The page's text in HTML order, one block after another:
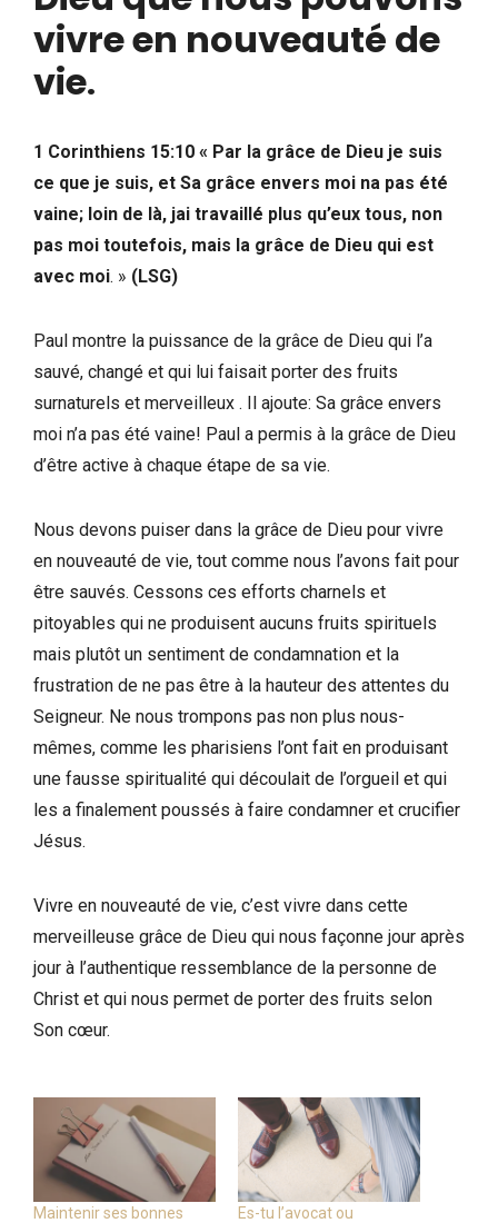
vivre en nouveauté de
vie.
1 Corinthiens 15:10 « Par la grâce de Dieu je suis
ce que je suis, et Sa grâce envers moi na pas été
vaine; loin de là, jai travaillé plus qu’eux tous, non
pas moi toutefois, mais la grâce de Dieu qui est
avec moi. » (LSG)
Paul montre la puissance de la grâce de Dieu qui l’a
sauvé, changé et qui lui faisait porter des fruits
surnaturels et merveilleux . Il ajoute: Sa grâce envers
moi n’a pas été vaine! Paul a permis à la grâce de Dieu
d’être active à chaque étape de sa vie.
Nous devons puiser dans la grâce de Dieu pour vivre
en nouveauté de vie, tout comme nous l’avons fait pour
être sauvés. Cessons ces efforts charnels et
pitoyables qui ne produisent aucuns fruits spirituels
mais plutôt un sentiment de condamnation et la
frustration de ne pas être à la hauteur des attentes du
Seigneur. Ne nous trompons pas non plus nous-
mêmes, comme les pharisiens l’ont fait en produisant
une fausse spiritualité qui découlait de l’orgueil et qui
les a finalement poussés à faire condamner et crucifier
Jésus.
Vivre en nouveauté de vie, c’est vivre dans cette
merveilleuse grâce de Dieu qui nous façonne jour après
jour à l’authentique ressemblance de la personne de
Christ et qui nous permet de porter des fruits selon
Son cœur.
Maintenir ses bonnes
Es-tu l’avocat ou